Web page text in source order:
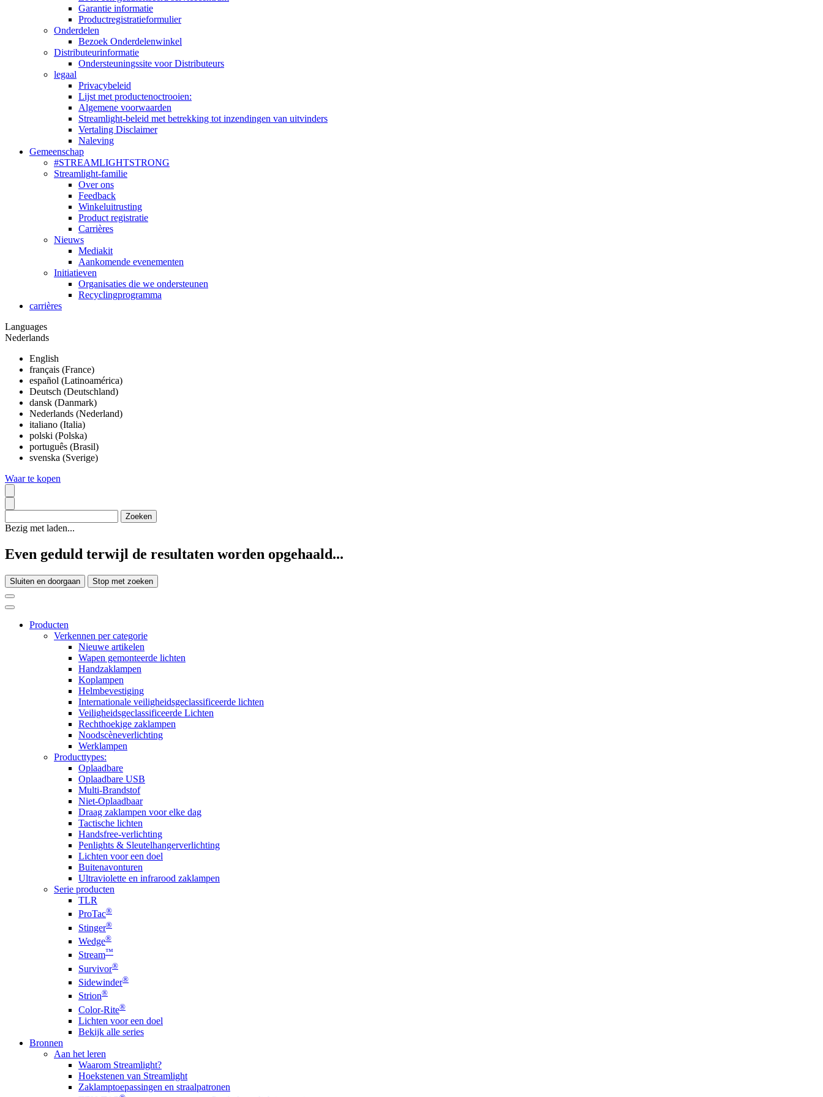
Garantie informatie
Productregistratieformulier
Onderdelen
Bezoek Onderdelenwinkel
Distributeurinformatie
Ondersteuningssite voor Distributeurs
legaal
Privacybeleid
Lijst met productenoctrooien:
Algemene voorwaarden
Streamlight-beleid met betrekking tot inzendingen van uitvinders
Vertaling Disclaimer
Naleving
Gemeenschap
#STREAMLIGHTSTRONG
Streamlight-familie
Over ons
Feedback
Winkeluitrusting
Product registratie
Carrières
Nieuws
Mediakit
Aankomende evenementen
Initiatieven
Organisaties die we ondersteunen
Recyclingprogramma
carrières
Languages
Nederlands
English
français (France)
español (Latinoamérica)
Deutsch (Deutschland)
dansk (Danmark)
Nederlands (Nederland)
italiano (Italia)
polski (Polska)
português (Brasil)
svenska (Sverige)
Waar te kopen
Bezig met laden...
Even geduld terwijl de resultaten worden opgehaald...
Sluiten en doorgaan Stop met zoeken
Producten
Verkennen per categorie
Nieuwe artikelen
Wapen gemonteerde lichten
Handzaklampen
Koplampen
Helmbevestiging
Internationale veiligheidsgeclassificeerde lichten
Veiligheidsgeclassificeerde Lichten
Rechthoekige zaklampen
Noodscèneverlichting
Werklampen
Producttypes:
Oplaadbare
Oplaadbare USB
Multi-Brandstof
Niet-Oplaadbaar
Draag zaklampen voor elke dag
Tactische lichten
Handsfree-verlichting
Penlights & Sleutelhangerverlichting
Lichten voor een doel
Buitenavonturen
Ultraviolette en infrarood zaklampen
Serie producten
TLR
ProTac®
Stinger®
Wedge®
Stream™
Survivor®
Sidewinder®
Strion®
Color-Rite®
Lichten voor een doel
Bekijk alle series
Bronnen
Aan het leren
Waarom Streamlight?
Hoekstenen van Streamlight
Zaklamptoepassingen en straalpatronen